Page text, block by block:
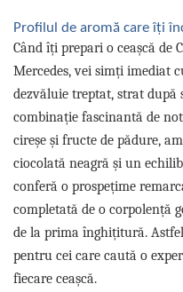
Profilul de aromă care îți
Când îți prepari o ceașcă de
Mercedes, vei simți imediat
dezvăluie treptat, strat după
combinație fascinantă de
cireșe și fructe de pădure,
ciocolată neagră și un
conferă o prospețime
completată de o corpolență
de la prima înghițitură.
pentru cei care caută o
fiecare ceașcă.